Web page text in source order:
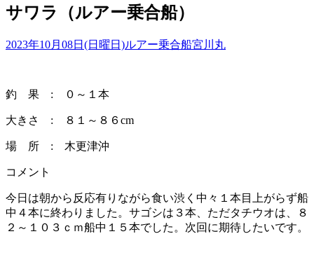
サワラ（ルアー乗合船）
2023年10月08日(日曜日)ルアー乗合船宮川丸
釣 果 : ０～１本
大きさ : ８１～８６cm
場 所 : 木更津沖
コメント
今日は朝から反応有りながら食い渋く中々１本目上がらず船
中４本に終わりました。サゴシは３本、ただタチウオは、８
２～１０３ｃｍ船中１５本でした。次回に期待したいです。